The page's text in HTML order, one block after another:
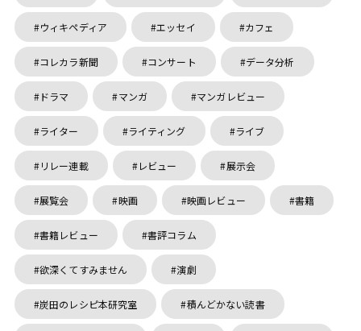
ウィキペディア エッセイ カフェ
コレカラ新聞 コンサート データ分析
ドラマ マンガ マンガレビュー
ライター ライティング ライブ
リレー連載 レビュー 展示会
展覧会 映画 映画レビュー 書籍
書籍レビュー 書評コラム
欲深くてすみません 演劇
炭田のレシピ本研究室 積んどかない読書